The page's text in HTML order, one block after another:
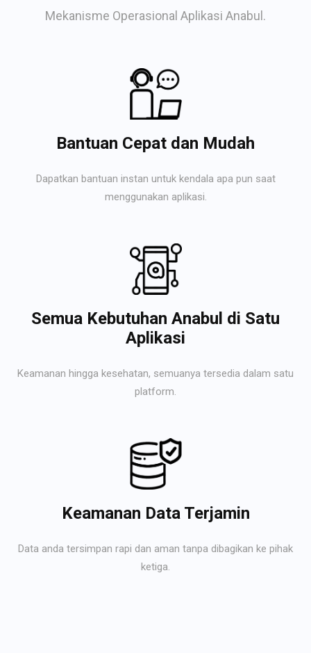
Mekanisme Operasional Aplikasi Anabul.
Bantuan Cepat dan Mudah
Dapatkan bantuan instan untuk kendala apa pun saat
menggunakan aplikasi.
Semua Kebutuhan Anabul di Satu
Aplikasi
Keamanan hingga kesehatan, semuanya tersedia dalam satu
platform.
Keamanan Data Terjamin
Data anda tersimpan rapi dan aman tanpa dibagikan ke pihak
ketiga.